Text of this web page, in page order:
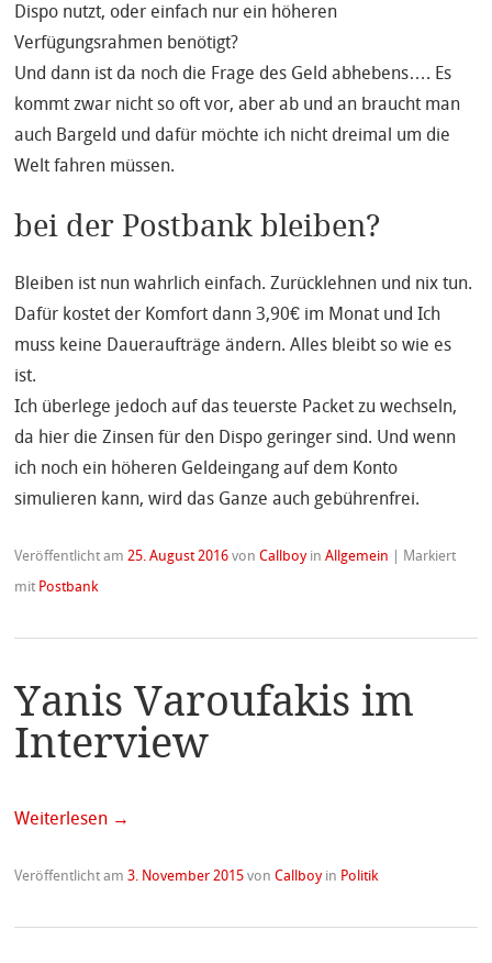
Dispo nutzt, oder einfach nur ein höheren
Verfügungsrahmen benötigt?
Und dann ist da noch die Frage des Geld abhebens…. Es
kommt zwar nicht so oft vor, aber ab und an braucht man
auch Bargeld und dafür möchte ich nicht dreimal um die
Welt fahren müssen.
bei der Postbank bleiben?
Bleiben ist nun wahrlich einfach. Zurücklehnen und nix tun.
Dafür kostet der Komfort dann 3,90€ im Monat und Ich
muss keine Daueraufträge ändern. Alles bleibt so wie es
ist.
Ich überlege jedoch auf das teuerste Packet zu wechseln,
da hier die Zinsen für den Dispo geringer sind. Und wenn
ich noch ein höheren Geldeingang auf dem Konto
simulieren kann, wird das Ganze auch gebührenfrei.
Veröffentlicht am 25. August 2016 vonCallboy inAllgemein | Markiert
mit Postbank
Yanis Varoufakis im
Interview
Weiterlesen →
Veröffentlicht am3. November 2015 vonCallboy in Politik